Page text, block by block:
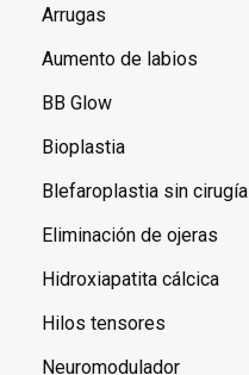
Arrugas
Aumento de labios
BB Glow
Bioplastia
Blefaroplastia sin cirugía
Eliminación de ojeras
Hidroxiapatita cálcica
Hilos tensores
Neuromodulador